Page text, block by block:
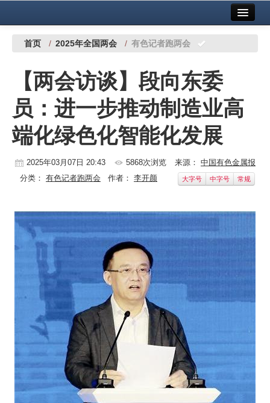
中国有色金属报社主办 广告服务
铜镍铅锌
铝
稀有稀土
有色市场
科技
镁钛
地矿 建设
党建工作
企业文化
《资源再生》杂志
行情报价
数字报
首页 / 2025年全国两会 / 有色记者跑两会
【两会访谈】段向东委
员：进一步推动制造业高
端化绿色化智能化发展
2025年03月07日 20:43 5868次浏览 来源： 中国有色金属报
分类： 有色记者跑两会 作者： 李开颜 大字号 中字号 常规